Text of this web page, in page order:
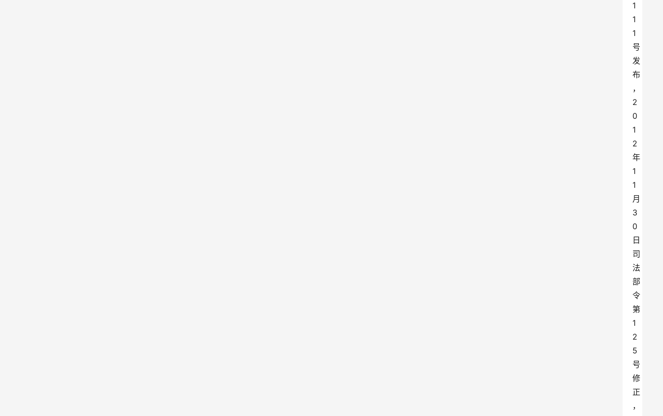
1
1
1
号
发
布
，
2
0
1
2
年
1
1
月
3
0
日
司
法
部
令
第
1
2
5
号
修
正
，